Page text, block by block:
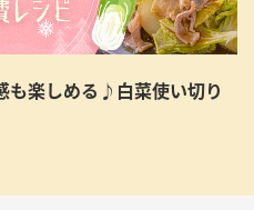
も楽しめる♪白菜使い切り